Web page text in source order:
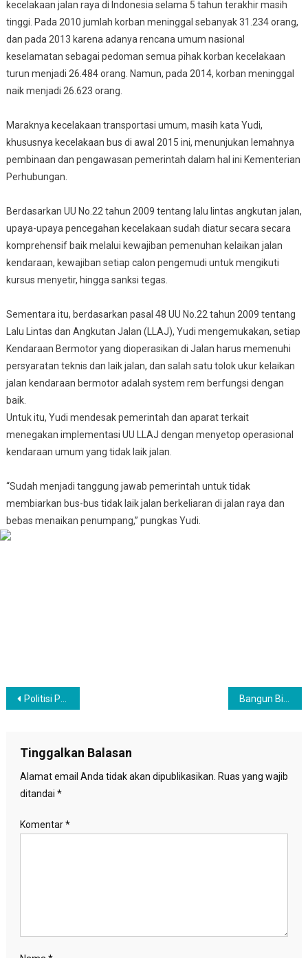
kecelakaan jalan raya di Indonesia selama 5 tahun terakhir masih
tinggi. Pada 2010 jumlah korban meninggal sebanyak 31.234 orang,
dan pada 2013 karena adanya rencana umum nasional
keselamatan sebagai pedoman semua pihak korban kecelakaan
turun menjadi 26.484 orang. Namun, pada 2014, korban meninggal
naik menjadi 26.623 orang.
Maraknya kecelakaan transportasi umum, masih kata Yudi,
khususnya kecelakaan bus di awal 2015 ini, menunjukan lemahnya
pembinaan dan pengawasan pemerintah dalam hal ini Kementerian
Perhubungan.
Berdasarkan UU No.22 tahun 2009 tentang lalu lintas angkutan jalan,
upaya-upaya pencegahan kecelakaan sudah diatur secara secara
komprehensif baik melalui kewajiban pemenuhan kelaikan jalan
kendaraan, kewajiban setiap calon pengemudi untuk mengikuti
kursus menyetir, hingga sanksi tegas.
Sementara itu, berdasarkan pasal 48 UU No.22 tahun 2009 tentang
Lalu Lintas dan Angkutan Jalan (LLAJ), Yudi mengemukakan, setiap
Kendaraan Bermotor yang dioperasikan di Jalan harus memenuhi
persyaratan teknis dan laik jalan, dan salah satu tolok ukur kelaikan
jalan kendaraan bermotor adalah system rem berfungsi dengan
baik.
Untuk itu, Yudi mendesak pemerintah dan aparat terkait
menegakan implementasi UU LLAJ dengan menyetop operasional
kendaraan umum yang tidak laik jalan.
“Sudah menjadi tanggung jawab pemerintah untuk tidak
membiarkan bus-bus tidak laik jalan berkeliaran di jalan raya dan
bebas menaikan penumpang,” pungkas Yudi.
Navigasi
Politisi PKS : Terorisme Tidak Punya Ideologi, Kecuali Membuat Kekacauan Bangun Bisnis dari Nol, Thai Lee Sukses Jadi Miliarder
Tinggalkan Balasan
Alamat email Anda tidak akan dipublikasikan. Ruas yang wajib
ditandai *
Komentar*